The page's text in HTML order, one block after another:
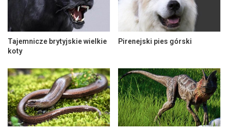
Tajemnicze brytyjskie wielkie
koty
Pirenejski pies górski